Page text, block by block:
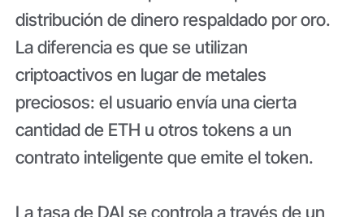
distribución de dinero respaldado por oro.
La diferencia es que se utilizan
criptoactivos en lugar de metales
preciosos: el usuario envía una cierta
cantidad de ETH u otros tokens a un
contrato inteligente que emite el token.
La tasa de DAI se controla a través de un